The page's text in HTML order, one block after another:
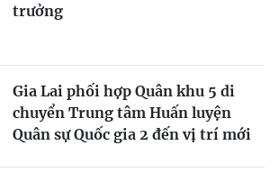
trưởng
Gia Lai phối hợp Quân khu 5 di
chuyển Trung tâm Huấn luyện
Quân sự Quốc gia 2 đến vị trí mới